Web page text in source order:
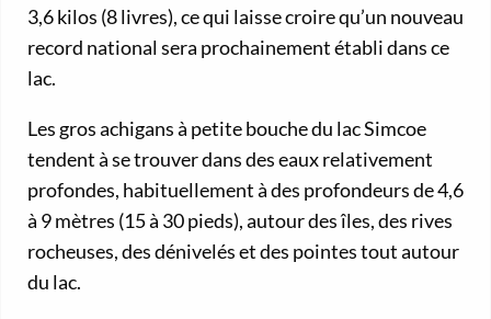
3,6 kilos (8 livres), ce qui laisse croire qu’un nouveau
record national sera prochainement établi dans ce
lac.
Les gros achigans à petite bouche du lac Simcoe
tendent à se trouver dans des eaux relativement
profondes, habituellement à des profondeurs de 4,6
à 9 mètres (15 à 30 pieds), autour des îles, des rives
rocheuses, des dénivelés et des pointes tout autour
du lac.